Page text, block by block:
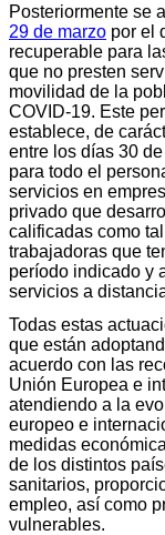
Posteriormente se
29 de marzo por el
recuperable para
que no presten
movilidad de la
COVID-19. Este
establece, de
entre los días 30
para todo el
servicios en
privado que
calificadas como
trabajadoras que
período indicado y
servicios a
Todas estas
que están
acuerdo con las
Unión Europea e
atendiendo a la
europeo e
medidas
de los distintos
sanitarios,
empleo, así como
vulnerables.